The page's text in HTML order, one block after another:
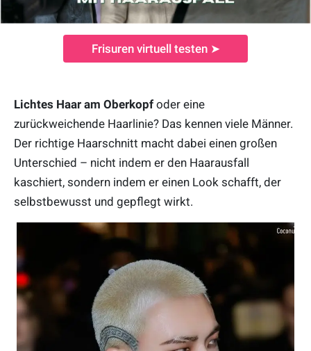
Frisuren virtuell testen ➤
Lichtes Haar am Oberkopf oder eine
zurückweichende Haarlinie? Das kennen viele Männer.
Der richtige Haarschnitt macht dabei einen großen
Unterschied – nicht indem er den Haarausfall
kaschiert, sondern indem er einen Look schafft, der
selbstbewusst und gepflegt wirkt.